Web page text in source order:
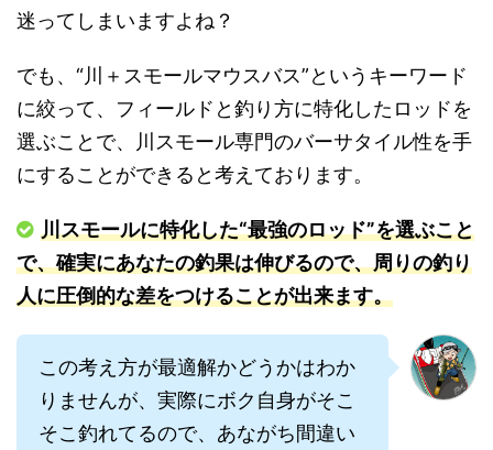
迷ってしまいますよね？
でも、“川＋スモールマウスバス”というキーワード
に絞って、フィールドと釣り方に特化したロッドを
選ぶことで、川スモール専門のバーサタイル性を手
にすることができると考えております。
川スモールに特化した“最強のロッド”を選ぶこと
で、確実にあなたの釣果は伸びるので、周りの釣り
人に圧倒的な差をつけることが出来ます。
この考え方が最適解かどうかはわか
りませんが、実際にボク自身がそこ
そこ釣れてるので、あながち間違い